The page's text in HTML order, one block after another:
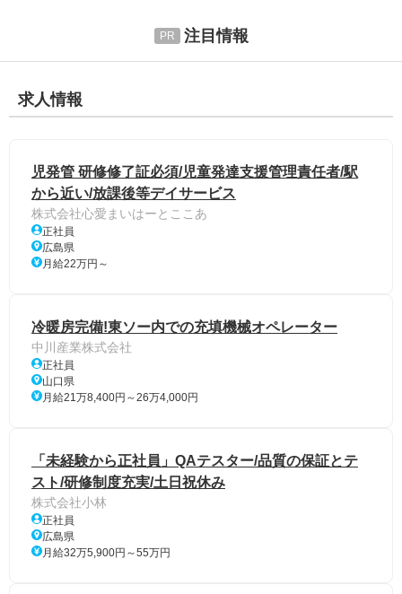
注目情報
求人情報
児発管 研修修了証必須/児童発達支援管理責任者/駅
から近い/放課後等デイサービス
株式会社心愛まいはーとここあ
正社員
広島県
月給22万円～
冷暖房完備!東ソー内での充填機械オペレーター
中川産業株式会社
正社員
山口県
月給21万8,400円～26万4,000円
「未経験から正社員」QAテスター/品質の保証とテ
スト/研修制度充実/土日祝休み
株式会社小林
正社員
広島県
月給32万5,900円～55万円